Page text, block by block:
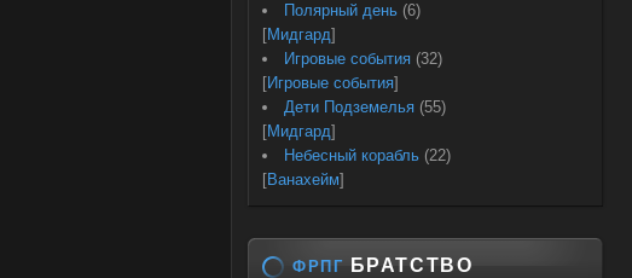
Полярный день (6)
[Мидгард]
Игровые события (32)
[Игровые события]
Дети Подземелья (55)
[Мидгард]
Небесный корабль (22)
[Ванахейм]
ФРПГ БРАТСТВО